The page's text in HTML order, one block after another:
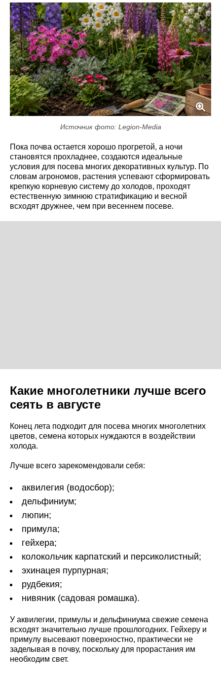
Источник фото: Legion-Media
Пока почва остается хорошо прогретой, а ночи
становятся прохладнее, создаются идеальные
условия для посева многих декоративных культур. По
словам агрономов, растения успевают сформировать
крепкую корневую систему до холодов, проходят
естественную зимнюю стратификацию и весной
всходят дружнее, чем при весеннем посеве.
Какие многолетники лучше всего
сеять в августе
Конец лета подходит для посева многих многолетних
цветов, семена которых нуждаются в воздействии
холода.
Лучше всего зарекомендовали себя:
аквилегия (водосбор);
дельфиниум;
люпин;
примула;
гейхера;
колокольчик карпатский и персиколистный;
эхинацея пурпурная;
рудбекия;
нивяник (садовая ромашка).
У аквилегии, примулы и дельфиниума свежие семена
всходят значительно лучше прошлогодних. Гейхеру и
примулу высевают поверхностно, практически не
заделывая в почву, поскольку для прорастания им
необходим свет.